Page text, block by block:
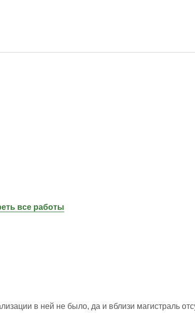
все работы
в ней не было, да и вблизи магистраль